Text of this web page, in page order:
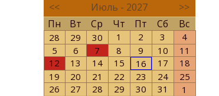
<< Июль - 2027
>>
Пн
Вт Ср Чт Пт Сб Вс
28 29 30 1 2 3
4
5
6 7 8 9 10
11
12
13 14 15 16 17
18
19
20 21 22 23 24
25
26
27 28 29 30 31
1